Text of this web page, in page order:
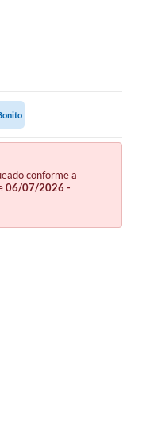
conforme a
06/07/2026 -